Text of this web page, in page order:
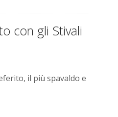
con gli Stivali
il più spavaldo e